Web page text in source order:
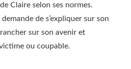
Claire selon ses normes.
de s’expliquer sur son
sur son avenir et
ou coupable.